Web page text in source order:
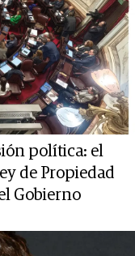
política: el
de Propiedad
Gobierno